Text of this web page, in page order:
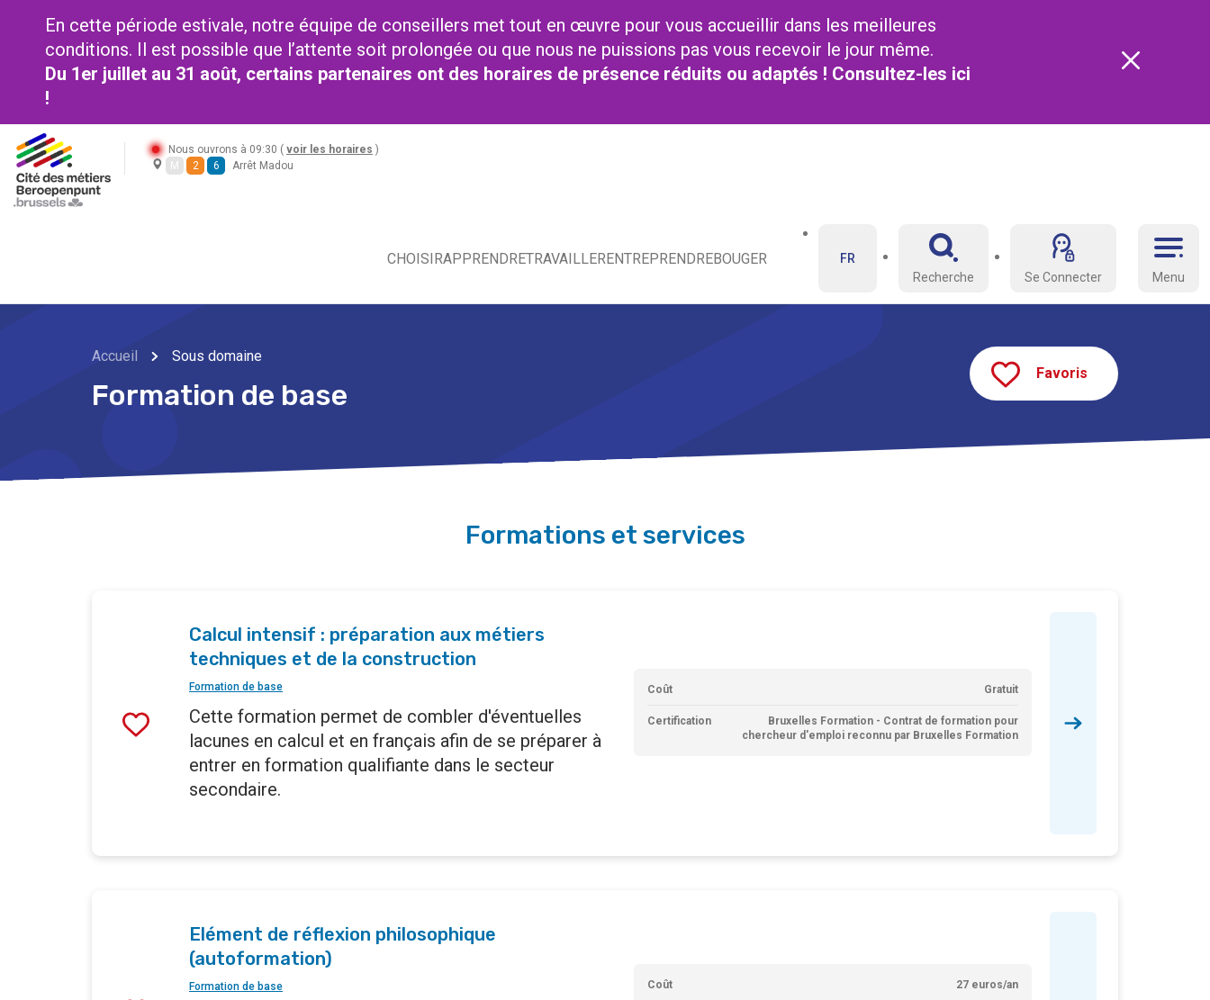
En cette période estivale, notre équipe de conseillers met tout en œuvre pour vous accueillir dans les meilleures
conditions. Il est possible que l’attente soit prolongée ou que nous ne puissions pas vous recevoir le jour même.
Du 1er juillet au 31 août, certains partenaires ont des horaires de présence réduits ou adaptés ! Consultez-les ici
!
Nous ouvrons à 09:30 ( voir les horaires )
M
2 6 Arrêt Madou
CHOISIRAPPRENDRETRAVAILLERENTREPRENDREBOUGER
Menu
FR
Recherche
Se Connecter
Accueil Sous domaine
Formation de base
Favoris
Formations et services
Calcul intensif : préparation aux métiers
techniques et de la construction
Formation de base
Cette formation permet de combler d'éventuelles
lacunes en calcul et en français afin de se préparer à
entrer en formation qualifiante dans le secteur
secondaire.
Coût Gratuit
Certification
Bruxelles Formation - Contrat de formation pour
chercheur d'emploi reconnu par Bruxelles Formation
Elément de réflexion philosophique
(autoformation)
Formation de base Coût 27 euros/an